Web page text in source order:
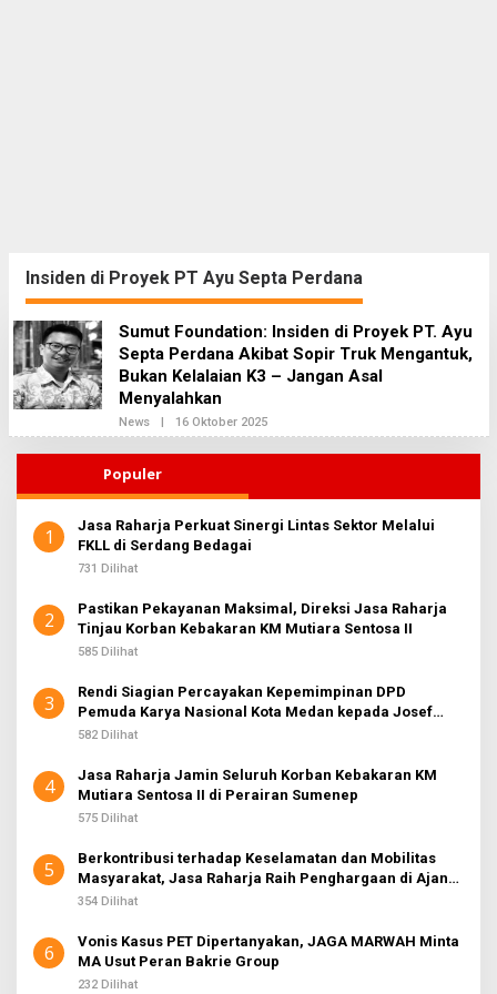
Insiden di Proyek PT Ayu Septa Perdana
Sumut Foundation: Insiden di Proyek PT. Ayu
Septa Perdana Akibat Sopir Truk Mengantuk,
Bukan Kelalaian K3 – Jangan Asal
Menyalahkan
News | 16 Oktober 2025O
L
E
E
A
Populer
1
Jasa Raharja Perkuat Sinergi Lintas Sektor Melalui
FKLL di Serdang Bedagai
731 Dilihat
2
Pastikan Pekayanan Maksimal, Direksi Jasa Raharja
Tinjau Korban Kebakaran KM Mutiara Sentosa II
585 Dilihat
3
Rendi Siagian Percayakan Kepemimpinan DPD
Pemuda Karya Nasional Kota Medan kepada Josef
Sembiring
582 Dilihat
4
Jasa Raharja Jamin Seluruh Korban Kebakaran KM
Mutiara Sentosa II di Perairan Sumenep
575 Dilihat
5
Berkontribusi terhadap Keselamatan dan Mobilitas
Masyarakat, Jasa Raharja Raih Penghargaan di Ajang
Transportasi Indonesia Awards 2026
354 Dilihat
6
Vonis Kasus PET Dipertanyakan, JAGA MARWAH Minta
MA Usut Peran Bakrie Group
232 Dilihat